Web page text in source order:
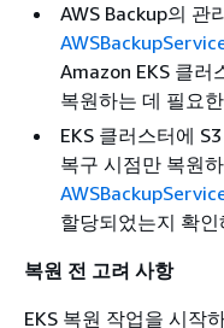
AWS Backup의 관
Amazon EKS 클러
복원하는 데 필요
EKS 클러스터에
복구 시점만 복원
할당되었는지 확
복원 전 고려 사항
EKS 복원 작업을 시작